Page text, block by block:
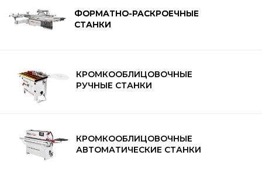
КРОМКООБЛИЦОВОЧНЫЕ
АВТОМАТИЧЕСКИЕ СТАНКИ
КРОМКООБЛИЦОВОЧНЫЕ
РУЧНЫЕ СТАНКИ
ФОРМАТНО-РАСКРОЕЧНЫЕ
СТАНКИ
ФОРМАТНО-РАСКРОЕЧНЫЕ
СТАНКИ